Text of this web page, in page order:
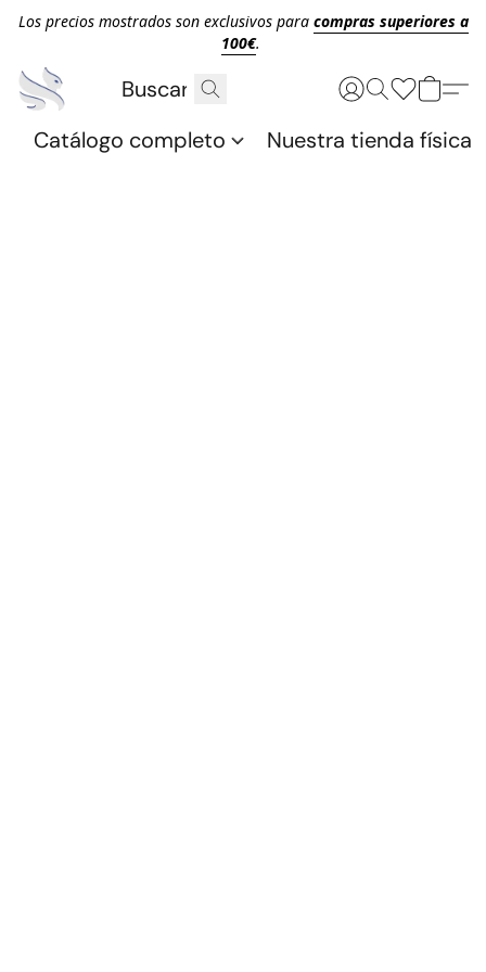
Los precios mostrados son exclusivos para compras superiores a
100€.
Catálogo completo Nuestra tienda física